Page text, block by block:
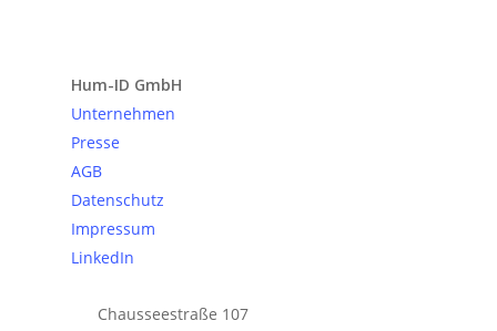
Hum-ID GmbH
Unternehmen
Presse
AGB
Datenschutz
Impressum
LinkedIn
Chausseestraße 107